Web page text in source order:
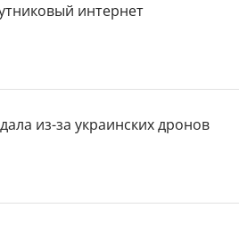
интернет
из-за украинских дронов